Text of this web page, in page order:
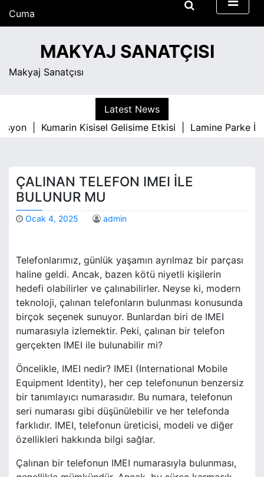
Cuma
Ağustos 7, 2026
5:01 amMAKYAJ SANATÇISI
Makyaj Sanatçısı
Latest News
|Kumarin Kisisel Gelisime Etkisi | Lamine Parke İle
ÇALINAN TELEFON IMEI ILE
BULUNUR MU
Ocak 4, 2025 admin
Telefonlarımız, günlük yaşamın ayrılmaz bir parçası
haline geldi. Ancak, bazen kötü niyetli kişilerin
hedefi olabilirler ve çalınabilirler. Neyse ki, modern
teknoloji, çalınan telefonların bulunması konusunda
birçok seçenek sunuyor. Bunlardan biri de IMEI
numarasıyla izlemektir. Peki, çalınan bir telefon
gerçekten IMEI ile bulunabilir mi?
Öncelikle, IMEI nedir? IMEI (International Mobile
Equipment Identity), her cep telefonunun benzersiz
bir tanımlayıcı numarasıdır. Bu numara, telefonun
seri numarası gibi düşünülebilir ve her telefonda
farklıdır. IMEI, telefonun üreticisi, modeli ve diğer
özellikleri hakkında bilgi sağlar.
Çalınan bir telefonun IMEI numarasıyla bulunması,